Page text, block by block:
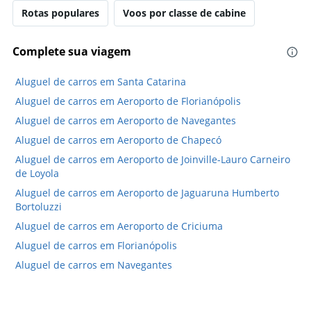
axis
displaying
Range:
to
Rotas populares Voos por classe de cabine
Complete sua viagem
Aluguel de carros em Santa Catarina
Aluguel de carros em Aeroporto de Florianópolis
Aluguel de carros em Aeroporto de Navegantes
Aluguel de carros em Aeroporto de Chapecó
Aluguel de carros em Aeroporto de Joinville-Lauro Carneiro
de Loyola
Aluguel de carros em Aeroporto de Jaguaruna Humberto
Bortoluzzi
Aluguel de carros em Aeroporto de Criciuma
Aluguel de carros em Florianópolis
Aluguel de carros em Navegantes